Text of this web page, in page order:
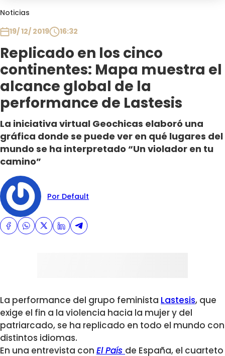
Noticias
19/ 12/ 2019
16:32
Replicado en los cinco
continentes: Mapa muestra el
alcance global de la
performance de Lastesis
La iniciativa virtual Geochicas elaboró una
gráfica donde se puede ver en qué lugares del
mundo se ha interpretado “Un violador en tu
camino”
Por Default
La performance del grupo feminista Lastesis, que
exige el fin a la violencia hacia la mujer y del
patriarcado, se ha replicado en todo el mundo con
distintos idiomas.
En una entrevista con El País de España, el cuarteto
Plan Perfecto
El Tiempo
Sabingo
Todos Los Programas